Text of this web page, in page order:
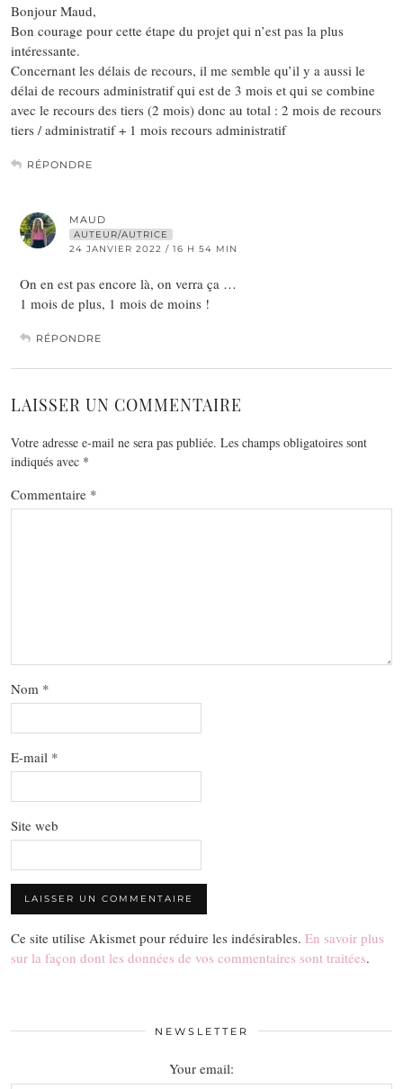
Bonjour Maud,
Bon courage pour cette étape du projet qui n’est pas la plus
intéressante.
Concernant les délais de recours, il me semble qu’il y a aussi le
délai de recours administratif qui est de 3 mois et qui se combine
avec le recours des tiers (2 mois) donc au total : 2 mois de recours
tiers / administratif + 1 mois recours administratif
RÉPONDRE
MAUD
AUTEUR/AUTRICE
24 JANVIER 2022 / 16 H 54 MIN
On en est pas encore là, on verra ça …
1 mois de plus, 1 mois de moins !
RÉPONDRE
LAISSER UN COMMENTAIRE
Votre adresse e-mail ne sera pas publiée. Les champs obligatoires sont
indiqués avec *
Commentaire *
Nom *
E-mail *
Site web
Ce site utilise Akismet pour réduire les indésirables. En savoir plus
sur la façon dont les données de vos commentaires sont traitées.
NEWSLETTER
Your email: